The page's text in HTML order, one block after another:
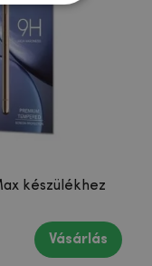
készülékhez
Vásárlás